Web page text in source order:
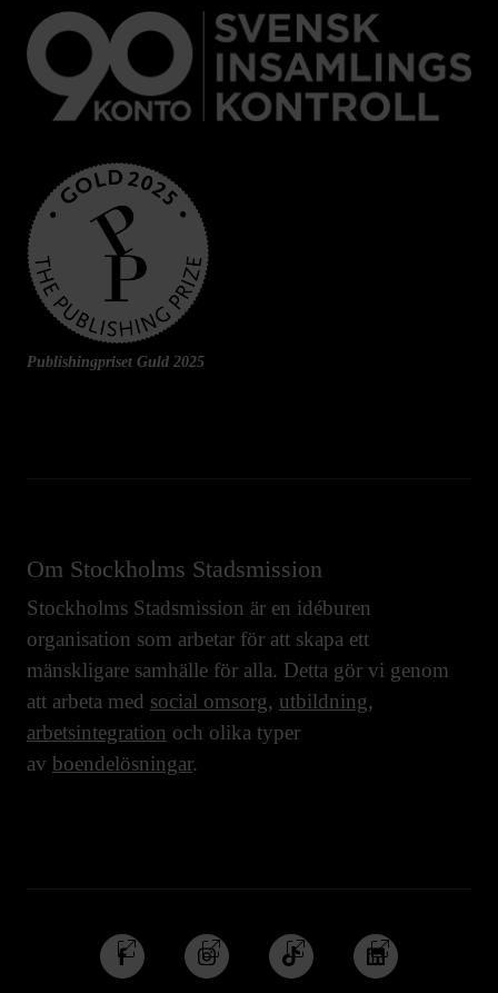
Publishingpriset Guld 2025
Om Stockholms Stadsmission
Stockholms Stadsmission är en idéburen
organisation som arbetar för att skapa ett
mänskligare samhälle för alla. Detta gör vi genom
att arbeta med social omsorg, utbildning,
arbetsintegration och olika typer
av boendelösningar.
Följ
oss
Följ
oss
Följ
oss
Följ
oss